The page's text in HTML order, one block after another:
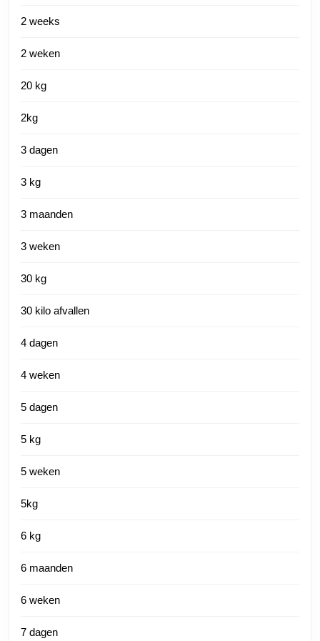
2 weeks
2 weken
20 kg
2kg
3 dagen
3 kg
3 maanden
3 weken
30 kg
30 kilo afvallen
4 dagen
4 weken
5 dagen
5 kg
5 weken
5kg
6 kg
6 maanden
6 weken
7 dagen